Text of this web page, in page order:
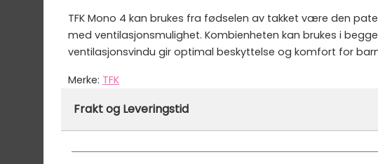
TFK Mono 4 kan brukes fra fødselen av takket være den
med ventilasjonsmulighet. Kombienheten kan brukes i
ventilasjonsvindu gir optimal beskyttelse og komfort for
Merke: TFK
Frakt og Leveringstid
På lager hos oss - klar for utsendelse innen 24 timer